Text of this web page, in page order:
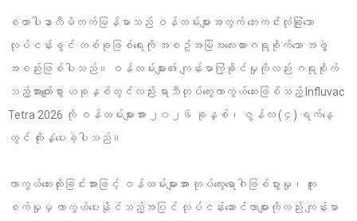
စထာပါနာလီမိတက်မြန်မာသည် ဝန်ထမ်းများအတွက် ဘေးကင်းလုံခြုံသော
လုပ်ငန်းခွင် တစ်ခုဖြစ်ရေးကို အစဥ်အမြဲအလေးထားဂရုစိုက်သော အဖွဲ့
အစည်းဖြစ်ပါသည်။ ဝန်ထမ်းများ၏ ကျန်းမာကြံ့ခိုင်မှုကိုလည်း ဂရုစိုက်
သည့်အားလျော်စွာ ယခုနှစ်တွင်လည်း ရာသီတုပ်ကွေးကာကွယ်ဆေးဖြစ်သည့် Influvac
Tetra 2026 ကို ဝန်ထမ်းများအား ၂၀၂၆ ခုနှစ်၊ ဇွန်လ (၄) ရက်နေ့
တွင် ထိုးနှံပေးခဲ့ပါသည်။
ကာကွယ်ဆေးထိုးခြင်းအားဖြင့် ဝန်ထမ်းများအား တုပ်ကွေးရောဂါဖြစ်ပွားမှု၊ ကူး
စက်မှုမှ ကာကွယ်ပေးနိုင်သည့်အပြင် လုပ်ငန်းဆောင်တာများကိုလည်း ကျန်းမာ